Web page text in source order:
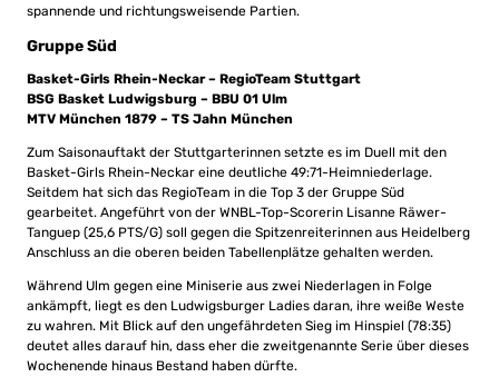
spannende und richtungsweisende Partien.
Gruppe Süd
Basket-Girls Rhein-Neckar – RegioTeam Stuttgart
BSG Basket Ludwigsburg – BBU 01 Ulm
MTV München 1879 – TS Jahn München
Zum Saisonauftakt der Stuttgarterinnen setzte es im Duell mit den
Basket-Girls Rhein-Neckar eine deutliche 49:71-Heimniederlage.
Seitdem hat sich das RegioTeam in die Top 3 der Gruppe Süd
gearbeitet. Angeführt von der WNBL-Top-Scorerin Lisanne Räwer-
Tanguep (25,6 PTS/G) soll gegen die Spitzenreiterinnen aus Heidelberg
Anschluss an die oberen beiden Tabellenplätze gehalten werden.
Während Ulm gegen eine Miniserie aus zwei Niederlagen in Folge
ankämpft, liegt es den Ludwigsburger Ladies daran, ihre weiße Weste
zu wahren. Mit Blick auf den ungefährdeten Sieg im Hinspiel (78:35)
deutet alles darauf hin, dass eher die zweitgenannte Serie über dieses
Wochenende hinaus Bestand haben dürfte.